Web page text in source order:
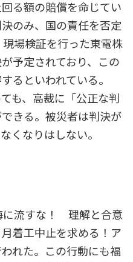
る額の賠償を命じてい
のみ、国の責任を否定
場検証を行った東電株
予定されており、この
るといわれている。
も、高裁に「公正な判
きる。被災者は判決が
くなりはしない。
流すな！ 理解と合意
着工中止を求める！ア
れた。この行動にも福